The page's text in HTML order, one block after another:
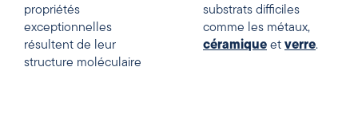
propriétés
exceptionnelles
résultent de leur
structure moléculaire
substrats difficiles
comme les métaux,
céramique et verre.